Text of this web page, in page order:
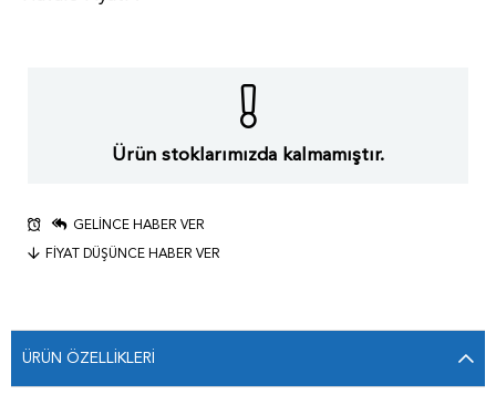
Ürün stoklarımızda kalmamıştır.
GELINCE HABER VER
FIYAT DÜŞÜNCE HABER VER
ÜRÜN ÖZELLIKLERI